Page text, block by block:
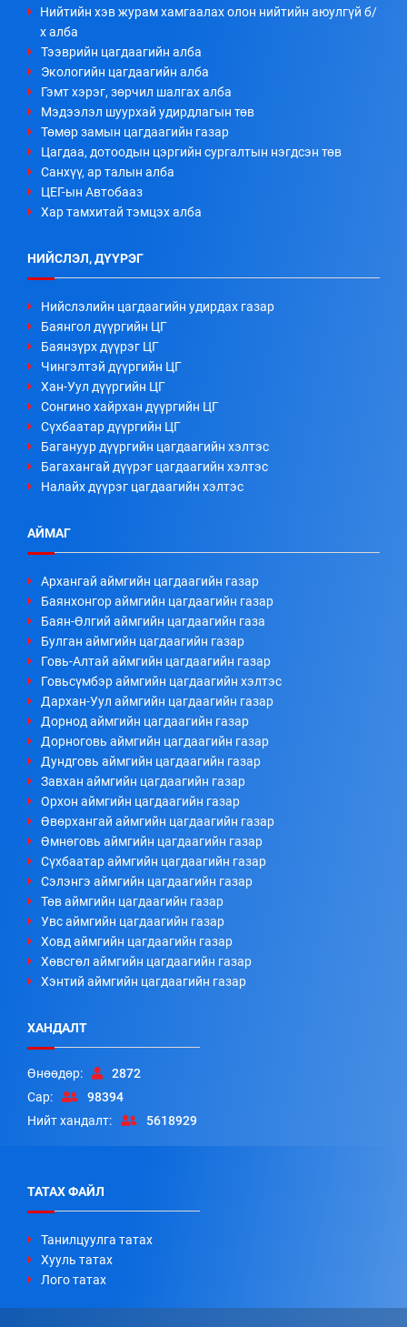
Нийтийн хэв журам хамгаалах олон нийтийн аюулгүй б/
х алба
Тээврийн цагдаагийн алба
Экологийн цагдаагийн алба
Гэмт хэрэг, зөрчил шалгах алба
Мэдээлэл шуурхай удирдлагын төв
Төмөр замын цагдаагийн газар
Цагдаа, дотоодын цэргийн сургалтын нэгдсэн төв
Санхүү, ар талын алба
ЦЕГ-ын Автобааз
Хар тамхитай тэмцэх алба
НИЙСЛЭЛ, ДҮҮРЭГ
Нийслэлийн цагдаагийн удирдах газар
Баянгол дүүргийн ЦГ
Баянзүрх дүүрэг ЦГ
Чингэлтэй дүүргийн ЦГ
Хан-Уул дүүргийн ЦГ
Сонгино хайрхан дүүргийн ЦГ
Сүхбаатар дүүргийн ЦГ
Багануур дүүргийн цагдаагийн хэлтэс
Багахангай дүүрэг цагдаагийн хэлтэс
Налайх дүүрэг цагдаагийн хэлтэс
АЙМАГ
Архангай аймгийн цагдаагийн газар
Баянхонгор аймгийн цагдаагийн газар
Баян-Өлгий аймгийн цагдаагийн газа
Булган аймгийн цагдаагийн газар
Говь-Алтай аймгийн цагдаагийн газар
Говьсүмбэр аймгийн цагдаагийн хэлтэс
Дархан-Уул аймгийн цагдаагийн газар
Дорнод аймгийн цагдаагийн газар
Дорноговь аймгийн цагдаагийн газар
Дундговь аймгийн цагдаагийн газар
Завхан аймгийн цагдаагийн газар
Орхон аймгийн цагдаагийн газар
Өвөрхангай аймгийн цагдаагийн газар
Өмнөговь аймгийн цагдаагийн газар
Сүхбаатар аймгийн цагдаагийн газар
Сэлэнгэ аймгийн цагдаагийн газар
Төв аймгийн цагдаагийн газар
Увс аймгийн цагдаагийн газар
Ховд аймгийн цагдаагийн газар
Хөвсгөл аймгийн цагдаагийн газар
Хэнтий аймгийн цагдаагийн газар
ХАНДАЛТ
Өнөөдөр:
2872
Сар:
98394
Нийт хандалт:
5618929
ТАТАХ ФАЙЛ
Танилцуулга татах
Хууль татах
Лого татах